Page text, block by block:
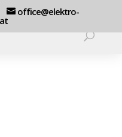
office@elektro-